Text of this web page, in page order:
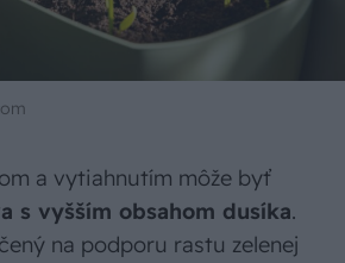
a vytiahnutím môže byť
s vyšším obsahom dusíka.
na podporu rastu zelenej